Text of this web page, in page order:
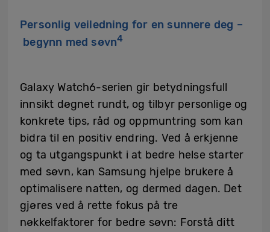
Personlig veiledning for en sunnere deg –
begynn med søvn4
Galaxy Watch6-serien gir betydningsfull
innsikt døgnet rundt, og tilbyr personlige og
konkrete tips, råd og oppmuntring som kan
bidra til en positiv endring. Ved å erkjenne
og ta utgangspunkt i at bedre helse starter
med søvn, kan Samsung hjelpe brukere å
optimalisere natten, og dermed dagen. Det
gjøres ved å rette fokus på tre
nøkkelfaktorer for bedre søvn: Forstå ditt